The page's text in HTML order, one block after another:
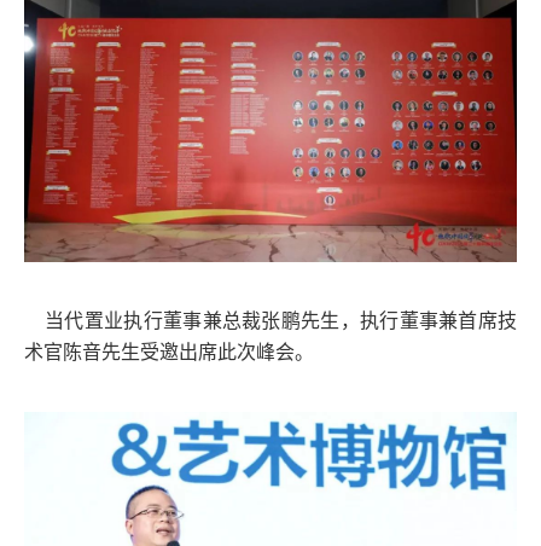
当代置业执行董事兼总裁张鹏先生，执行董事兼首席技
术官陈音先生受邀出席此次峰会。